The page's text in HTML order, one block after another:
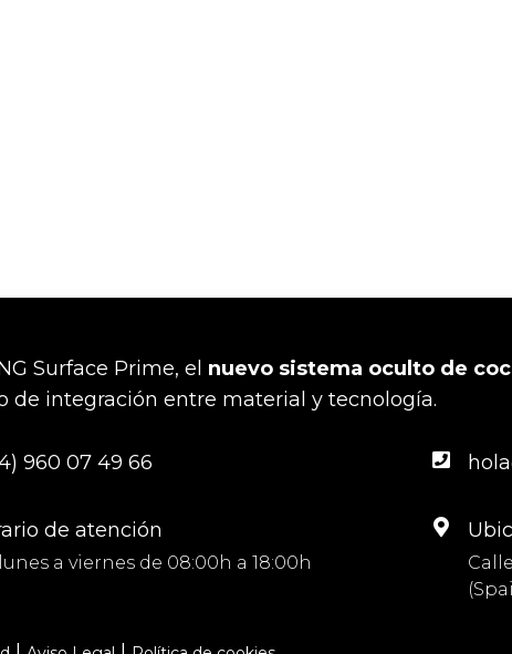
Surface Prime, el nuevo sistema oculto de
de integración entre material y tecnología.
960 07 49 66
de atención
a viernes de 08:00h a 18:00h